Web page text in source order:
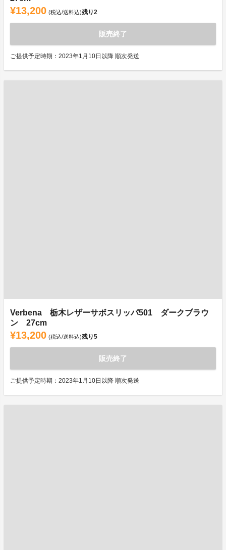
¥13,200 (税込/送料込)残り2
販売終了
ご提供予定時期：2023年1月10日以降 順次発送
Verbena 栃木レザーサボスリッパ501 ダークブラウ
ン 27cm
¥13,200 (税込/送料込)残り5
販売終了
ご提供予定時期：2023年1月10日以降 順次発送